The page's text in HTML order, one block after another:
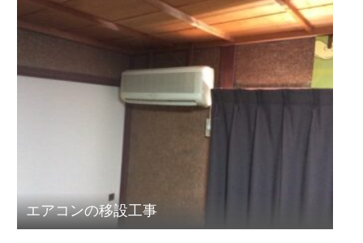
エアコンの移設工事